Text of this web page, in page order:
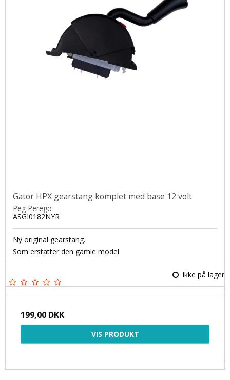
Gator HPX gearstang komplet med base 12 volt
Peg Perego
ASGI0182NYR
Ny original gearstang.
Som erstatter den gamle model
Ikke på lager
199,00 DKK
VIS PRODUKT